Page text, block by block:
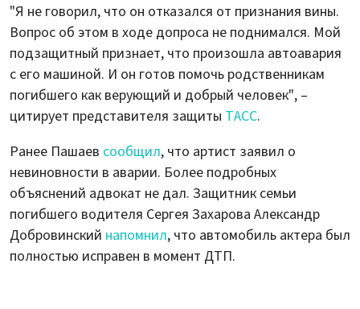
"Я не говорил, что он отказался от признания вины.
Вопрос об этом в ходе допроса не поднимался. Мой
подзащитный признает, что произошла автоавария
с его машиной. И он готов помочь родственникам
погибшего как верующий и добрый человек", –
цитирует представителя защиты ТАСС.
Ранее Пашаев сообщил, что артист заявил о
невиновности в аварии. Более подробных
объяснений адвокат не дал. Защитник семьи
погибшего водителя Сергея Захарова Александр
Добровинский напомнил, что автомобиль актера был
полностью исправен в момент ДТП.